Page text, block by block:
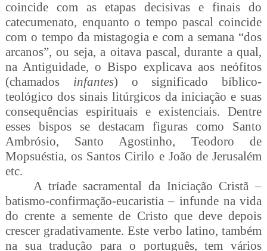
coincide com as etapas decisivas e finais do
catecumenato, enquanto o tempo pascal coincide
com o tempo da mistagogia e com a semana “dos
arcanos”, ou seja, a oitava pascal, durante a qual,
na Antiguidade, o Bispo explicava aos neófitos
(chamados infantes) o significado bíblico-
teológico dos sinais litúrgicos da iniciação e suas
consequências espirituais e existenciais. Dentre
esses bispos se destacam figuras como Santo
Ambrósio, Santo Agostinho, Teodoro de
Mopsuéstia, os Santos Cirilo e João de Jerusalém
etc.
A tríade sacramental da Iniciação Cristã –
batismo-confirmação-eucaristia – infunde na vida
do crente a semente de Cristo que deve depois
crescer gradativamente. Este verbo latino, também
na sua tradução para o português, tem vários